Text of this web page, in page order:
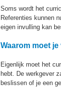
Soms wordt het
Referenties kunnen
eigen invulling kan
Waarom moet
Eigenlijk moet het
hebt. De werkgever
beslissen of je een